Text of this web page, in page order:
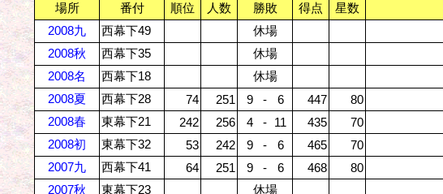
場所
番付 順位 人数 勝敗 得点 星数
2008九
西幕下49
休場
2008秋
西幕下35
休場
2008名
西幕下18
休場
2008夏
西幕下28 74 251 9 - 6 447
80
2008春
東幕下21 242 256 4 - 11 435
70
2008初
東幕下32 53 242 9 - 6 465
70
2007九
西幕下41 64 251 9 - 6 468
80
2007秋
東幕下23 休場